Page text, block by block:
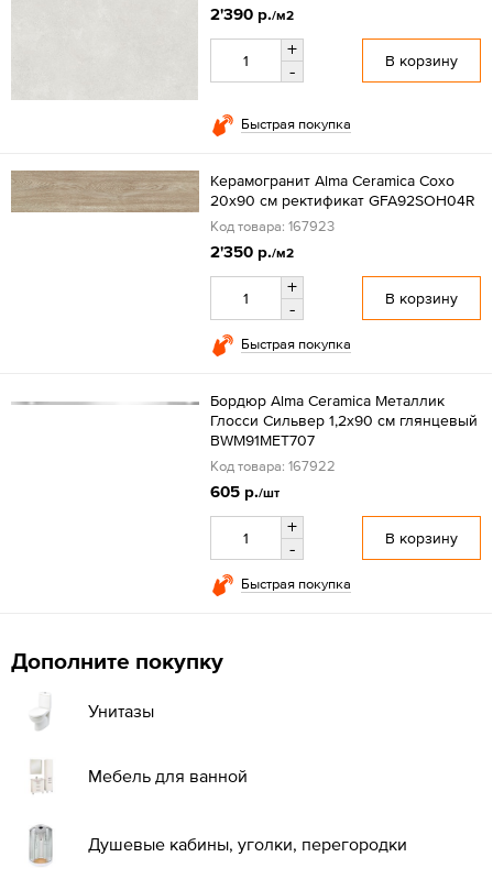
2'390 р./м2
+
-
В корзину
Быстрая покупка
Керамогранит Alma Ceramica Сохо
20x90 см ректификат GFA92SOH04R
Код товара: 167923
2'350 р./м2
+
-
В корзину
Быстрая покупка
Бордюр Alma Ceramica Металлик
Глосси Сильвер 1,2x90 см глянцевый
BWM91MET707
Код товара: 167922
605 р./шт
+
-
В корзину
Быстрая покупка
Дополните покупку
Унитазы
Мебель для ванной
Душевые кабины, уголки, перегородки